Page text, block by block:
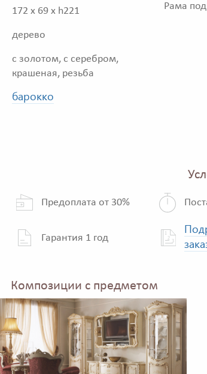
172 x 69 x h221
дерево
с золотом, с серебром,
крашеная, резьба
барокко
Рама
Предоплата от 30%
Гарантия 1 год
Композиции с предметом